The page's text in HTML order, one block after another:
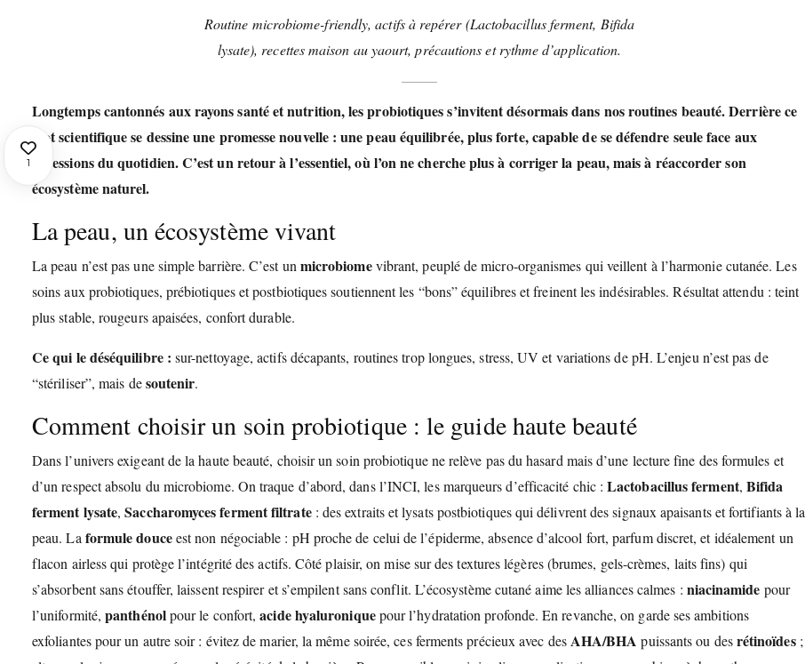
1
Routine microbiome-friendly, actifs à repérer (Lactobacillus ferment, Bifida
lysate), recettes maison au yaourt, précautions et rythme d’application.
Longtemps cantonnés aux rayons santé et nutrition, les probiotiques s’invitent désormais dans nos routines beauté. Derrière ce
mot scientifique se dessine une promesse nouvelle : une peau équilibrée, plus forte, capable de se défendre seule face aux
agressions du quotidien. C’est un retour à l’essentiel, où l’on ne cherche plus à corriger la peau, mais à réaccorder son
écosystème naturel.
La peau, un écosystème vivant
La peau n’est pas une simple barrière. C’est un microbiomevibrant, peuplé de micro-organismes qui veillent à l’harmonie cutanée. Les
soins aux probiotiques, prébiotiques et postbiotiques soutiennent les “bons” équilibres et freinent les indésirables. Résultat attendu : teint
plus stable, rougeurs apaisées, confort durable.
Ce qui le déséquilibre : sur-nettoyage, actifs décapants, routines trop longues, stress, UV et variations de pH. L’enjeu n’est pas de
“stériliser”, mais desoutenir.
Comment choisir un soin probiotique : le guide haute beauté
Dans l’univers exigeant de la haute beauté, choisir un soin probiotique ne relève pas du hasard mais d’une lecture fine des formules et
d’un respect absolu du microbiome. On traque d’abord, dans l’INCI, les marqueurs d’efficacité chic :Lactobacillus ferment, Bifida
ferment lysate,Saccharomyces ferment filtrate: des extraits et lysats postbiotiques qui délivrent des signaux apaisants et fortifiants à la
peau. La formule douceest non négociable : pH proche de celui de l’épiderme, absence d’alcool fort, parfum discret, et idéalement un
flacon airless qui protège l’intégrité des actifs. Côté plaisir, on mise sur des textures légères (brumes, gels-crèmes, laits fins) qui
s’absorbent sans étouffer, laissent respirer et s’empilent sans conflit. L’écosystème cutané aime les alliances calmes : niacinamide pour
l’uniformité,panthénolpour le confort,acide hyaluroniquepour l’hydratation profonde. En revanche, on garde ses ambitions
exfoliantes pour un autre soir : évitez de marier, la même soirée, ces ferments précieux avec desAHA/BHA puissants ou desrétinoïdes;